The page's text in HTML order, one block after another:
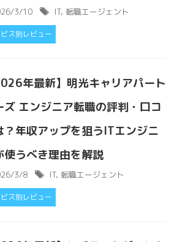
3/10 IT, 転職エージェント
ス別レビュー
年最新】明光キャリアパート
ズ エンジニア転職の評判・口コ
？年収アップを狙うITエンジニ
使うべき理由を解説
3/8 IT, 転職エージェント
ス別レビュー